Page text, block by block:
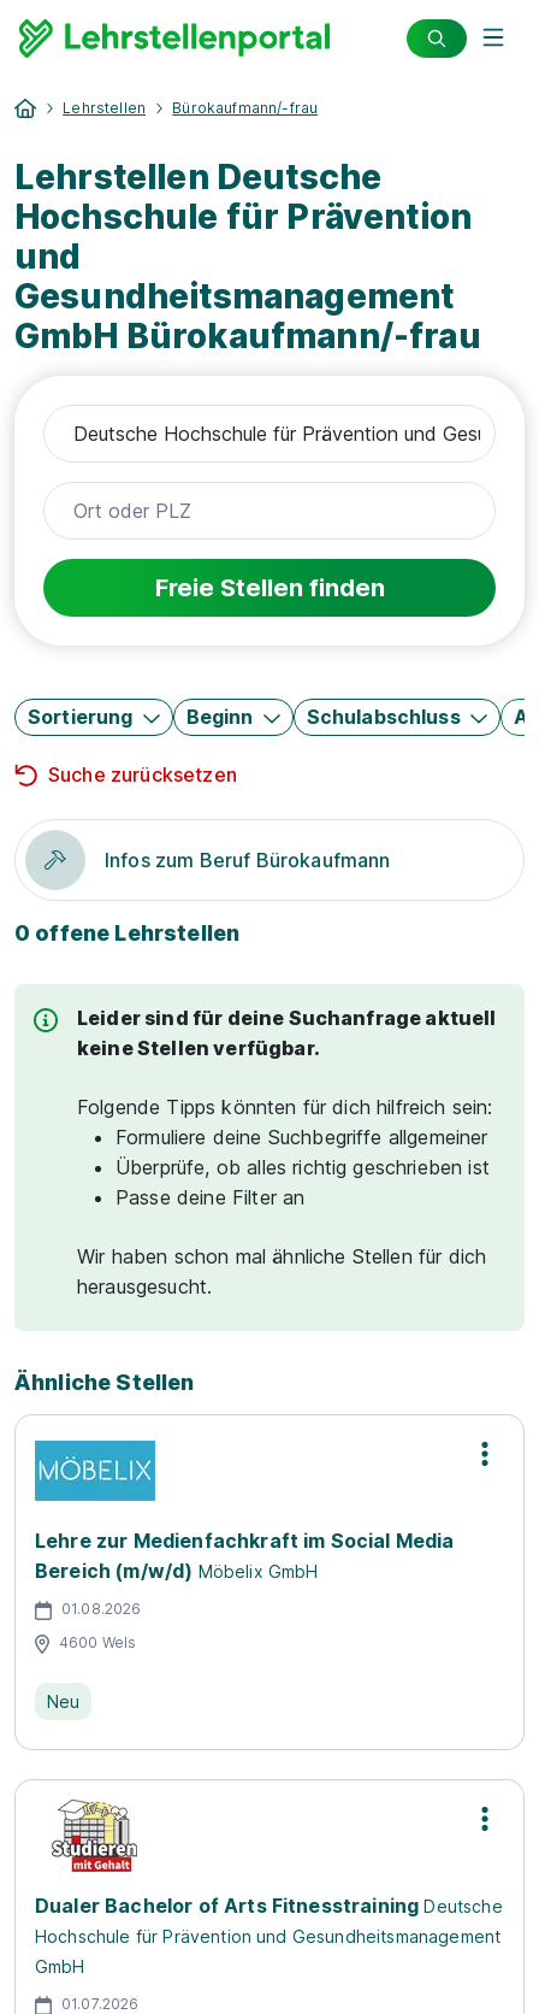
Lehrstellen Bürokaufmann/-frau
Lehrstellen Deutsche
Hochschule für Prävention
und
Gesundheitsmanagement
GmbH Bürokaufmann/-frau
Freie Stellen finden
Sortierung Beginn Schulabschluss
Suche zurücksetzen
Infos zum Beruf Bürokaufmann
0 offene Lehrstellen
Leider sind für deine Suchanfrage aktuell
keine Stellen verfügbar.
Folgende Tipps könnten für dich hilfreich sein:
Formuliere deine Suchbegriffe allgemeiner
Überprüfe, ob alles richtig geschrieben ist
Passe deine Filter an
Wir haben schon mal ähnliche Stellen für dich
herausgesucht.
Ähnliche Stellen
Lehre zur Medienfachkraft im Social Media
Bereich (m/w/d) Möbelix GmbH
01.08.2026
4600 Wels
Neu
Dualer Bachelor of Arts Fitnesstraining Deutsche
Hochschule für Prävention und Gesundheitsmanagement
GmbH
01.07.2026